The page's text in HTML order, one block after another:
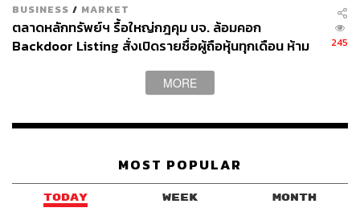
BUSINESS / MARKET
ตลาดหลักทรัพย์ฯ รื้อใหญ่กฎคุม บจ. ล้อมคอก
Backdoor Listing สั่งเปิดรายชื่อผู้ถือหุ้นทุกเดือน ห้าม
245
MORE
MOST POPULAR
TODAY WEEK MONTH